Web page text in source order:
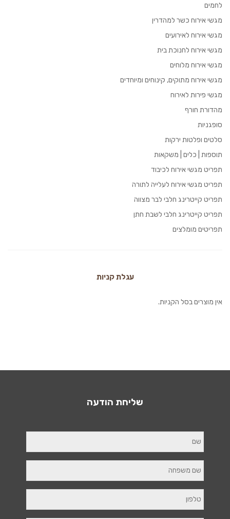
לחמים
מגשי אירוח כשר למהדרין
מגשי אירוח לאירועים
מגשי אירוח לחנוכת בית
מגשי אירוח מלוחים
מגשי אירוח מתוקים, קינוחים ומיוחדים
מגשי פירות לאירוח
מהדורת חורף
סופגניות
סלטים ופלטות ירקות
תוספות | כלים | משקאות
תפריט מגשי אירוח לכיבוד
תפריט מגשי אירוח לעלייה לתורה
תפריט קייטרינג חלבי לבר מצווה
תפריט קייטרינג חלבי לשבת חתן
תפריטים מומלצים
עגלת קניות
אין מוצרים בסל הקניות.
שליחת הודעה